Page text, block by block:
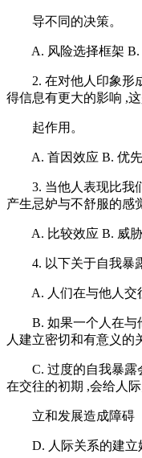
导不同的决策。
A. 风险选择框架 B.
2. 在对他人印象形成
得信息有更大的影响 ,
起作用。
A. 首因效应 B. 优先
3. 当他人表现比我们
产生忌妒与不舒服的感
A. 比较效应 B. 威胁
4. 以下关于自我暴
A. 人们在与他人交
B. 如果一个人在与
人建立密切和有意义的
C. 过度的自我暴露
在交往的初期 ,会给人
立和发展造成障碍
D. 人际关系的建立